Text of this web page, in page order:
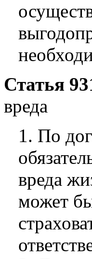
Статья
вреда
1. По
вреда
может